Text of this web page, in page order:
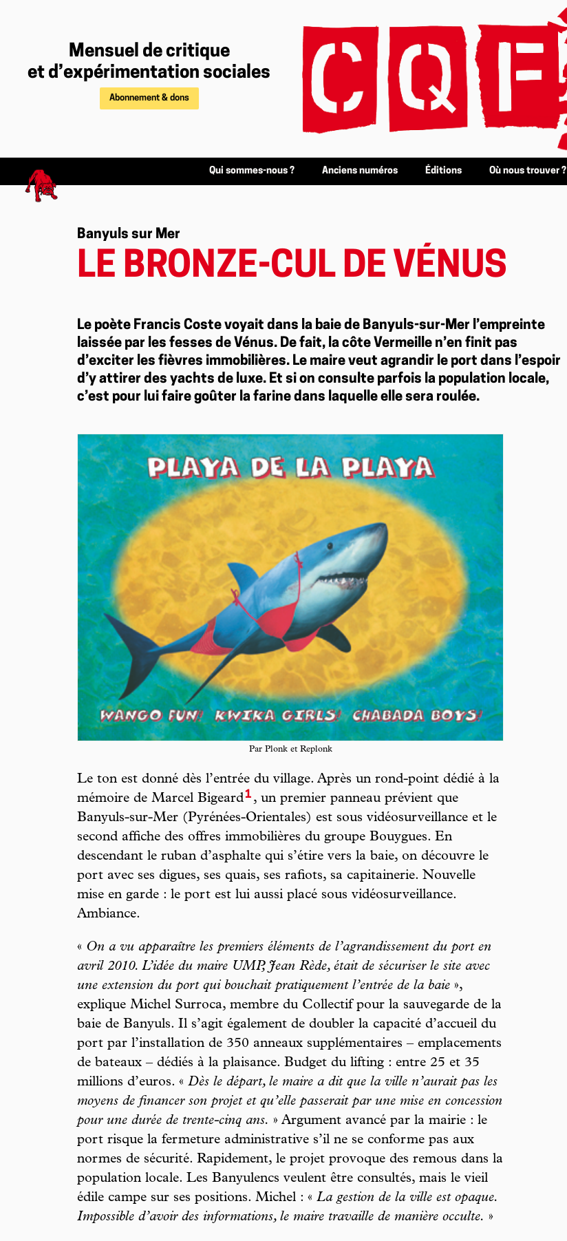
Mensuel de critique
et d’expérimentation sociales
Abonnement & dons
Qui sommes-nous ? Anciens numéros Éditions Où nous trouver ?
Banyuls sur Mer
LE BRONZE-CUL DE VÉNUS
Le poète Francis Coste voyait dans la baie de Banyuls-sur-Mer l’empreinte
laissée par les fesses de Vénus. De fait, la côte Vermeille n’en finit pas
d’exciter les fièvres immobilières. Le maire veut agrandir le port dans l’espoir
d’y attirer des yachts de luxe. Et si on consulte parfois la population locale,
c’est pour lui faire goûter la farine dans laquelle elle sera roulée.
Par Plonk et Replonk
Le ton est donné dès l’entrée du village. Après un rond-point dédié à la
mémoire de Marcel Bigeard1 , un premier panneau prévient que
Banyuls-sur-Mer (Pyrénées-Orientales) est sous vidéosurveillance et le
second affiche des offres immobilières du groupe Bouygues. En
descendant le ruban d’asphalte qui s’étire vers la baie, on découvre le
port avec ses digues, ses quais, ses rafiots, sa capitainerie. Nouvelle
mise en garde : le port est lui aussi placé sous vidéosurveillance.
Ambiance.
« On a vu apparaître les premiers éléments de l’agrandissement du port en
avril 2010. L’idée du maire UMP, Jean Rède, était de sécuriser le site avec
une extension du port qui bouchait pratiquement l’entrée de la baie »,
explique Michel Surroca, membre du Collectif pour la sauvegarde de la
baie de Banyuls. Il s’agit également de doubler la capacité d’accueil du
port par l’installation de 350 anneaux supplémentaires – emplacements
de bateaux – dédiés à la plaisance. Budget du lifting : entre 25 et 35
millions d’euros. « Dès le départ, le maire a dit que la ville n’aurait pas les
moyens de financer son projet et qu’elle passerait par une mise en concession
pour une durée de trente-cinq ans. » Argument avancé par la mairie : le
port risque la fermeture administrative s’il ne se conforme pas aux
normes de sécurité. Rapidement, le projet provoque des remous dans la
population locale. Les Banyulencs veulent être consultés, mais le vieil
édile campe sur ses positions. Michel : « La gestion de la ville est opaque.
Impossible d’avoir des informations, le maire travaille de manière occulte. »